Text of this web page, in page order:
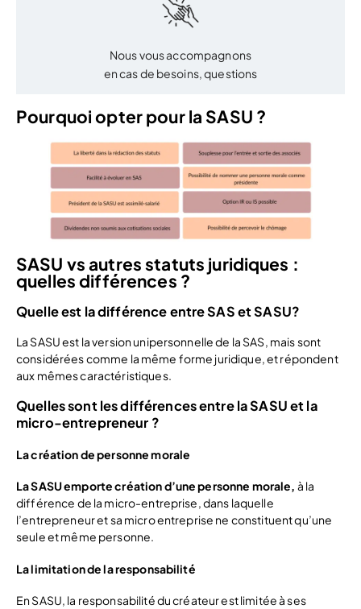
Nous vous accompagnons
en cas de besoins, questions
Pourquoi opter pour la SASU ?
SASU vs autres statuts juridiques :
quelles différences ?
Quelle est la différence entre SAS et SASU?
La SASU est la version unipersonnelle de la SAS, mais sont
considérées comme la même forme juridique, et répondent
aux mêmes caractéristiques.
Quelles sont les différences entre la SASU et la
micro-entrepreneur ?
La création de personne morale
La SASU emporte création d’une personne morale, à la
différence de la micro-entreprise, dans laquelle
l’entrepreneur et sa micro entreprise ne constituent qu’une
seule et même personne.
La limitation de la responsabilité
En SASU, la responsabilité du créateur est limitée à ses